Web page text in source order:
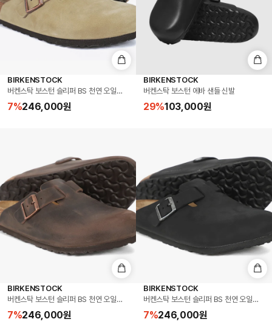
BIRKENSTOCK
버켄스탁 보스턴 슬리퍼 BS 천연 오일드 가죽 타바코 브라운 Made in Germany
7%246,000원
BIRKENSTOCK
버켄스탁 보스턴 에바 샌들 신발
29%103,000원
BIRKENSTOCK
버켄스탁 보스턴 슬리퍼 BS 천연 오일드 가죽 하바나 Made in Germany (0860131)
7%246,000원
BIRKENSTOCK
버켄스탁 보스턴 슬리퍼 BS 천연 오일드
7%246,000원